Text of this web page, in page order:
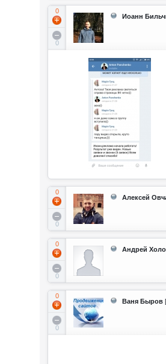
0
0
Иоанн
0
0
Алексей
0
0
Андрей
0
0
Ваня Быров